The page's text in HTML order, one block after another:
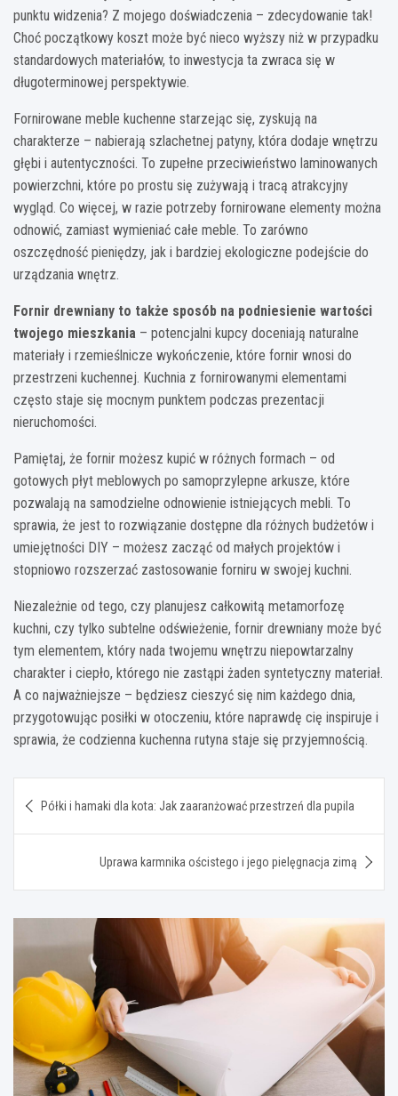
punktu widzenia? Z mojego doświadczenia – zdecydowanie tak!
Choć początkowy koszt może być nieco wyższy niż w przypadku
standardowych materiałów, to inwestycja ta zwraca się w
długoterminowej perspektywie.
Fornirowane meble kuchenne starzejąc się, zyskują na
charakterze – nabierają szlachetnej patyny, która dodaje wnętrzu
głębi i autentyczności. To zupełne przeciwieństwo laminowanych
powierzchni, które po prostu się zużywają i tracą atrakcyjny
wygląd. Co więcej, w razie potrzeby fornirowane elementy można
odnowić, zamiast wymieniać całe meble. To zarówno
oszczędność pieniędzy, jak i bardziej ekologiczne podejście do
urządzania wnętrz.
Fornir drewniany to także sposób na podniesienie wartości
twojego mieszkania – potencjalni kupcy doceniają naturalne
materiały i rzemieślnicze wykończenie, które fornir wnosi do
przestrzeni kuchennej. Kuchnia z fornirowanymi elementami
często staje się mocnym punktem podczas prezentacji
nieruchomości.
Pamiętaj, że fornir możesz kupić w różnych formach – od
gotowych płyt meblowych po samoprzylepne arkusze, które
pozwalają na samodzielne odnowienie istniejących mebli. To
sprawia, że jest to rozwiązanie dostępne dla różnych budżetów i
umiejętności DIY – możesz zacząć od małych projektów i
stopniowo rozszerzać zastosowanie forniru w swojej kuchni.
Niezależnie od tego, czy planujesz całkowitą metamorfozę
kuchni, czy tylko subtelne odświeżenie, fornir drewniany może być
tym elementem, który nada twojemu wnętrzu niepowtarzalny
charakter i ciepło, którego nie zastąpi żaden syntetyczny materiał.
A co najważniejsze – będziesz cieszyć się nim każdego dnia,
przygotowując posiłki w otoczeniu, które naprawdę cię inspiruje i
sprawia, że codzienna kuchenna rutyna staje się przyjemnością.
wpisu
Półki i hamaki dla kota: Jak zaaranżować przestrzeń dla pupila
Uprawa karmnika ościstego i jego pielęgnacja zimą